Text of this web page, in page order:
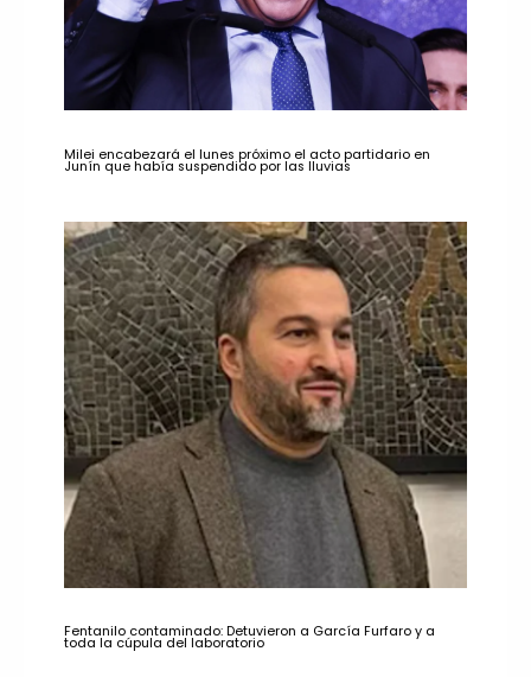
Milei encabezará el lunes próximo el acto partidario en
Junín que había suspendido por las lluvias
Fentanilo contaminado: Detuvieron a García Furfaro y a
toda la cúpula del laboratorio